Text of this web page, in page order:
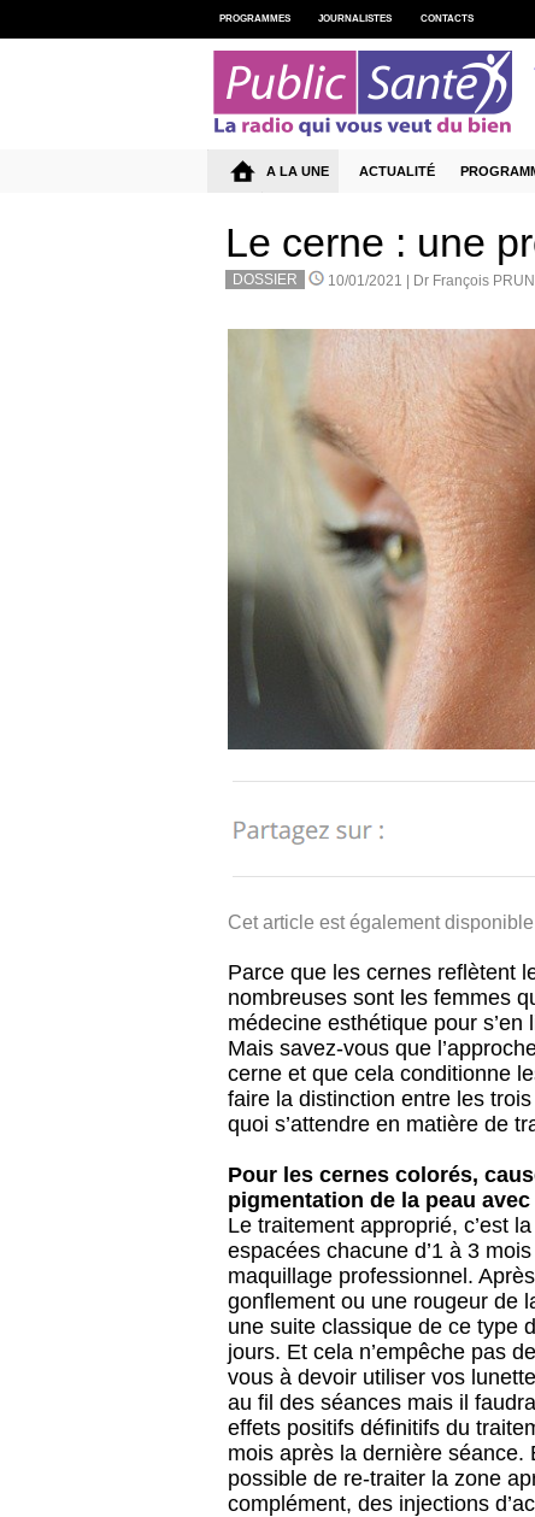
Le cerne : une
DOSSIER 10/01/2021 | Dr François
Cet article est également
Parce que les cernes reflètent
nombreuses sont les femmes
médecine esthétique pour s’en
Mais savez-vous que
cerne et que cela conditionne
faire la distinction entre les
quoi s’attendre en matière de
Pour les cernes colorés,
pigmentation de la peau
Le traitement approprié, c’est
espacées chacune d’1 à 3
maquillage professionnel.
gonflement ou une rougeur de
une suite classique de ce type
jours. Et cela n’empêche pas
vous à devoir utiliser vos
au fil des séances mais il
effets positifs définitifs du
mois après la dernière
possible de re-traiter la zone
complément, des injections
PROGRAMMES JOURNALISTES CONTACTS
A LA UNE ACTUALITÉ